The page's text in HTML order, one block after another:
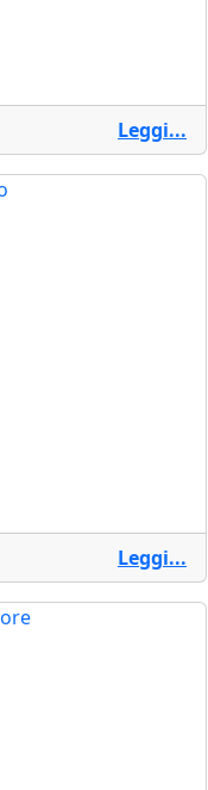
Leggi...
Leggi...